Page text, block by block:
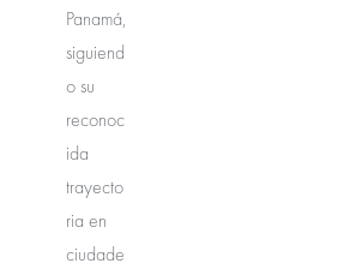
Panamá,
siguiend
o su
reconoc
ida
trayecto
ria en
ciudade